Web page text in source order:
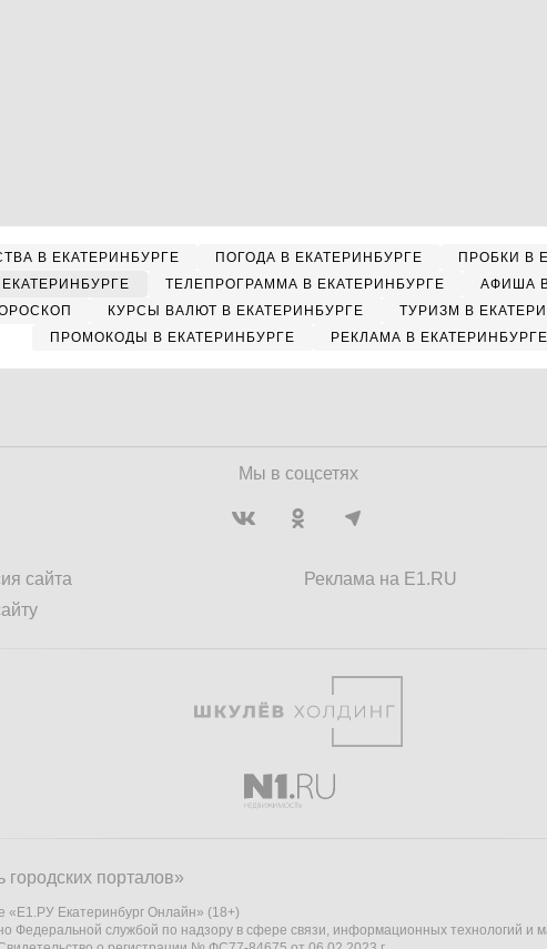
В ЕКАТЕРИНБУРГЕ ПОГОДА В ЕКАТЕРИНБУРГЕ
ПРОБКИ В
ТЕЛЕПРОГРАММА В ЕКАТЕРИНБУРГЕ
АФИША
КУРСЫ ВАЛЮТ В ЕКАТЕРИНБУРГЕ
ТУРИЗМ В
ПРОМОКОДЫ В ЕКАТЕРИНБУРГЕ
РЕКЛАМА В ЕКАТЕРИНБУРГЕ
Мы в соцсетях
сайта
Реклама на E1.RU
порталов»
«Е1.РУ Екатеринбург Онлайн» (18+)
Федеральной службой по надзору в сфере связи, информационных технологий и